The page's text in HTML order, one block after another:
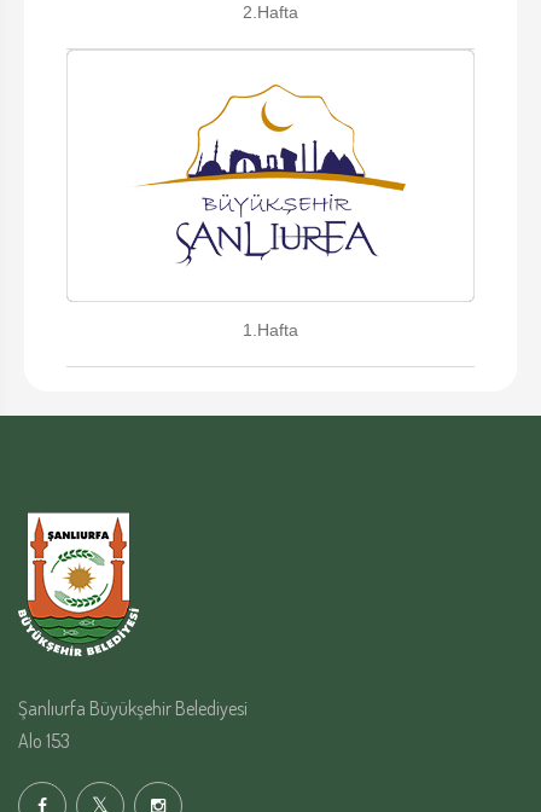
2.Hafta
1.Hafta
Şanlıurfa Büyükşehir Belediyesi
Alo 153